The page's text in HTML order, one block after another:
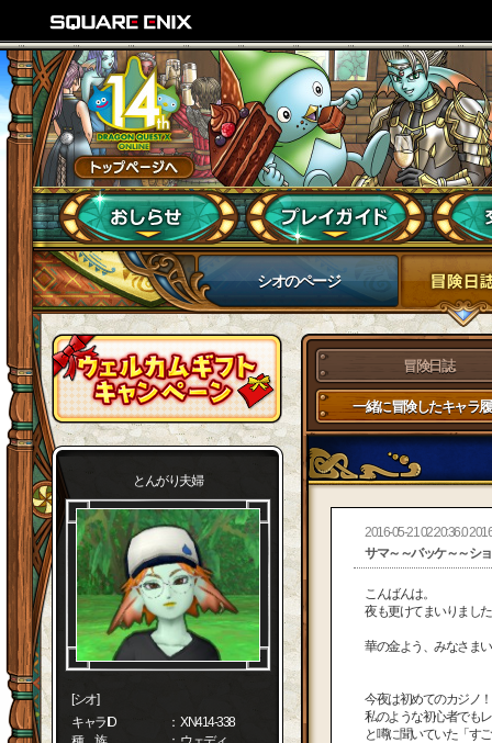
シオのページ
とんがり夫婦
[シオ]
キャラID
： XN414-338
冒険日誌
一緒に冒険したキャラ
2016-05-21 02:20:36.0
サマ～～バッケ～～シ
こんばんは。
夜も更けてまいりまし
華の金よう、みなさま
今夜は初めてのカジノ！
私のような初心者でも
と噂に聞いていた「す